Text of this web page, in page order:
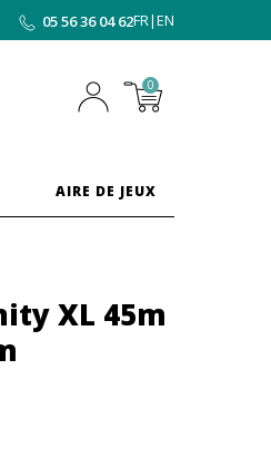
05 56 36 04 62FR|EN
0
AIRE DE JEUX
XL 45m